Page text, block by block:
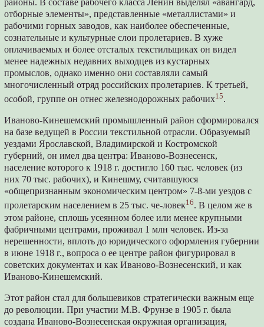
районы. В составе рабочего класса Ленин выделял «авангард,
отборные элементы», представленные «металлистами» и
рабочими горных заводов, как наиболее обеспеченные,
сознательные и культурные слои пролетариев. В хуже
оплачиваемых и более отсталых текстильщиках он видел
менее надежных недавних выходцев из кустарных
промыслов, однако именно они составляли самый
многочисленный отряд российских пролетариев. К третьей,
особой, группе он отнес железнодорожных рабочих15.
Иваново-Кинешемский промышленный район сформировался
на базе ведущей в России текстильной отрасли. Образуемый
уездами Ярославской, Владимирской и Костромской
губерний, он имел два центра: Иваново-Вознесенск,
население которого к 1918 г. достигло 160 тыс. человек (из
них 70 тыс. рабочих), и Кинешму, считавшуюся
«общепризнанным экономическим центром» 7-8-ми уездов с
пролетарским населением в 25 тыс. че-ловек16. В целом же в
этом районе, сплошь усеянном более или менее крупными
фабричными центрами, проживал 1 млн человек. Из-за
нерешенности, вплоть до юридического оформления губернии
в июне 1918 г., вопроса о ее центре район фигурировал в
советских документах и как Иваново-Вознесенский, и как
Иваново-Кинешемский.
Этот район стал для большевиков стратегически важным еще
до революции. При участии М.В. Фрунзе в 1905 г. была
создана Иваново-Вознесенская окружная организация,